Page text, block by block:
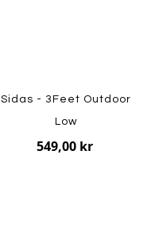
Sidas - 3Feet Outdoor
Low
549,00 kr